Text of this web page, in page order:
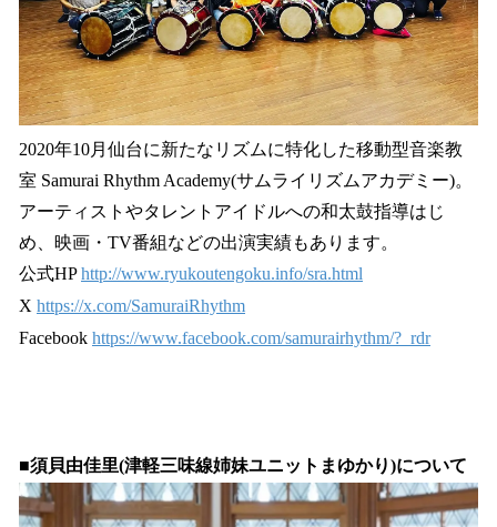
2020年10月仙台に新たなリズムに特化した移動型音楽教
室 Samurai Rhythm Academy(サムライリズムアカデミー)。
アーティストやタレントアイドルへの和太鼓指導はじ
め、映画・TV番組などの出演実績もあります。
公式HPhttp://www.ryukoutengoku.info/sra.html
X https://x.com/SamuraiRhythm
Facebook https://www.facebook.com/samurairhythm/?_rdr
■須貝由佳里(津軽三味線姉妹ユニットまゆかり)について